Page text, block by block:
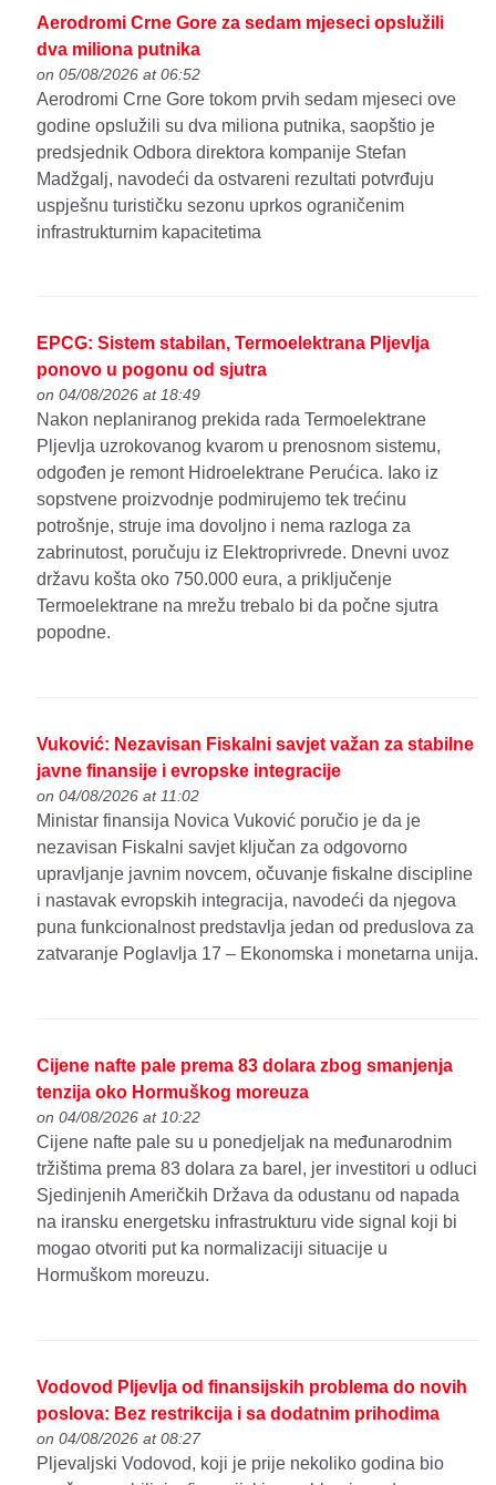
Aerodromi Crne Gore za sedam mjeseci opslužili
dva miliona putnika
on 05/08/2026 at 06:52
Aerodromi Crne Gore tokom prvih sedam mjeseci ove
godine opslužili su dva miliona putnika, saopštio je
predsjednik Odbora direktora kompanije Stefan
Madžgalj, navodeći da ostvareni rezultati potvrđuju
uspješnu turističku sezonu uprkos ograničenim
infrastrukturnim kapacitetima
EPCG: Sistem stabilan, Termoelektrana Pljevlja
ponovo u pogonu od sjutra
on 04/08/2026 at 18:49
Nakon neplaniranog prekida rada Termoelektrane
Pljevlja uzrokovanog kvarom u prenosnom sistemu,
odgođen je remont Hidroelektrane Perućica. Iako iz
sopstvene proizvodnje podmirujemo tek trećinu
potrošnje, struje ima dovoljno i nema razloga za
zabrinutost, poručuju iz Elektroprivrede. Dnevni uvoz
državu košta oko 750.000 eura, a priključenje
Termoelektrane na mrežu trebalo bi da počne sjutra
popodne.
Vuković: Nezavisan Fiskalni savjet važan za stabilne
javne finansije i evropske integracije
on 04/08/2026 at 11:02
Ministar finansija Novica Vuković poručio je da je
nezavisan Fiskalni savjet ključan za odgovorno
upravljanje javnim novcem, očuvanje fiskalne discipline
i nastavak evropskih integracija, navodeći da njegova
puna funkcionalnost predstavlja jedan od preduslova za
zatvaranje Poglavlja 17 – Ekonomska i monetarna unija.
Cijene nafte pale prema 83 dolara zbog smanjenja
tenzija oko Hormuškog moreuza
on 04/08/2026 at 10:22
Cijene nafte pale su u ponedjeljak na međunarodnim
tržištima prema 83 dolara za barel, jer investitori u odluci
Sjedinjenih Američkih Država da odustanu od napada
na iransku energetsku infrastrukturu vide signal koji bi
mogao otvoriti put ka normalizaciji situacije u
Hormuškom moreuzu.
Vodovod Pljevlja od finansijskih problema do novih
poslova: Bez restrikcija i sa dodatnim prihodima
on 04/08/2026 at 08:27
Pljevaljski Vodovod, koji je prije nekoliko godina bio